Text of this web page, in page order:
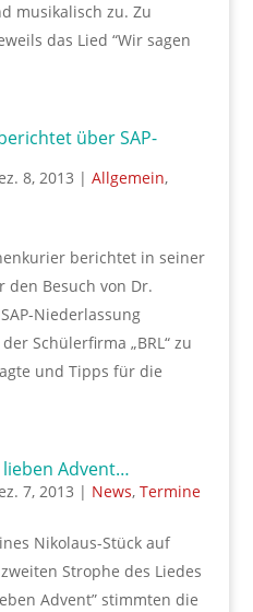
musikalisch zu. Zu
das Lied “Wir sagen
über SAP-
8, 2013 | Allgemein,
berichtet in seiner
den Besuch von Dr.
Niederlassung
Schülerfirma „BRL“ zu
und Tipps für die
Advent…
7, 2013 | News, Termine
Nikolaus-Stück auf
Strophe des Liedes
Advent” stimmten die